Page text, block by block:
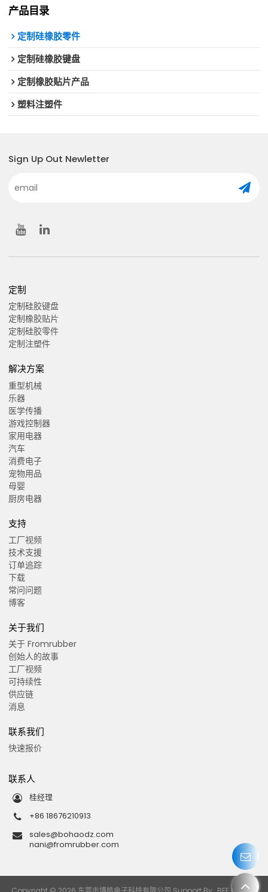
产品目录
定制硅橡胶零件
定制硅橡胶键盘
定制橡胶贴片产品
塑料注塑件
Sign Up Out Newletter
定制
定制硅胶键盘
定制橡胶贴片
定制硅胶零件
定制注塑件
解决方案
重型机械
乐器
医学传播
游戏控制器
家用电器
汽车
消费电子
宠物用品
母婴
厨房电器
支持
工厂视频
技术支援
订单追踪
下载
常问问题
博客
关于我们
关于 Fromrubber
创始人的故事
工厂视频
可持续性
供应链
消息
联系我们
快速报价
联系人
桂经理
+86 18676210913
sales@bohaodz.com
nani@fromrubber.com